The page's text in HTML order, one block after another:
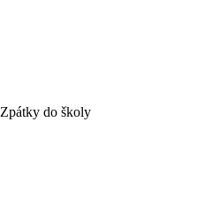
Zpátky do školy